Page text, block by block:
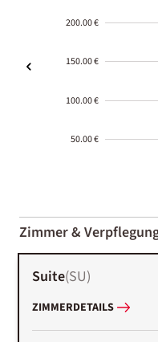
200.00 €
150.00 €
100.00 €
50.00 €
01-02
Zimmer &
Suite(SU)
ZIMMERDETAILS